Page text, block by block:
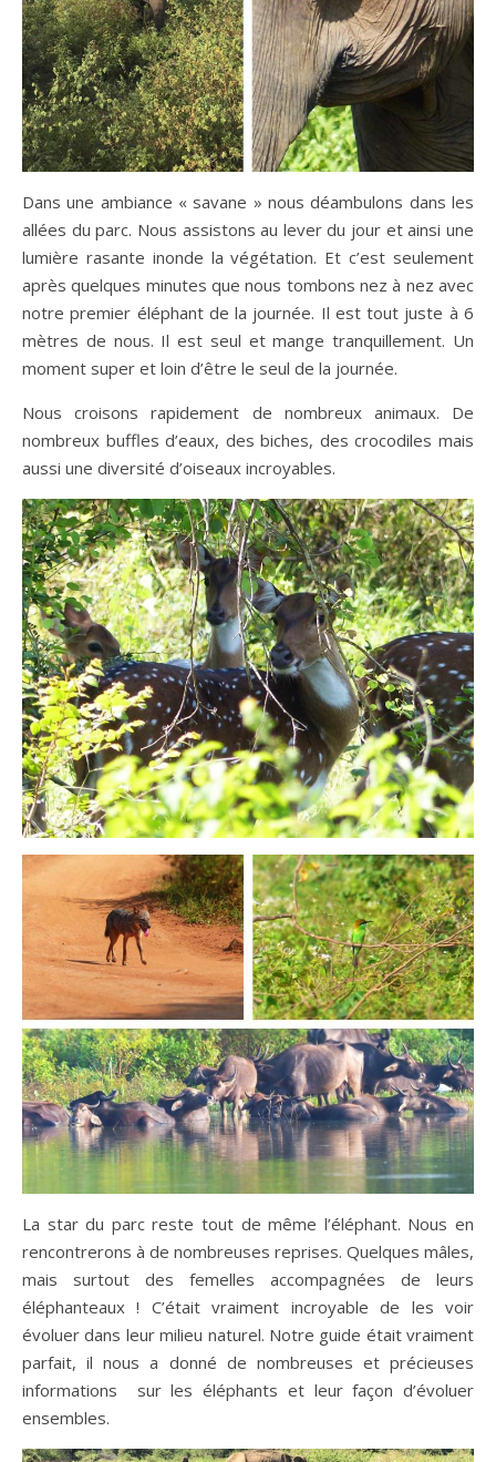
Dans une ambiance « savane » nous déambulons dans les
allées du parc. Nous assistons au lever du jour et ainsi une
lumière rasante inonde la végétation. Et c’est seulement
après quelques minutes que nous tombons nez à nez avec
notre premier éléphant de la journée. Il est tout juste à 6
mètres de nous. Il est seul et mange tranquillement. Un
moment super et loin d’être le seul de la journée.
Nous croisons rapidement de nombreux animaux. De
nombreux buffles d’eaux, des biches, des crocodiles mais
aussi une diversité d’oiseaux incroyables.
La star du parc reste tout de même l’éléphant. Nous en
rencontrerons à de nombreuses reprises. Quelques mâles,
mais surtout des femelles accompagnées de leurs
éléphanteaux ! C’était vraiment incroyable de les voir
évoluer dans leur milieu naturel. Notre guide était vraiment
parfait, il nous a donné de nombreuses et précieuses
informations sur les éléphants et leur façon d’évoluer
ensembles.